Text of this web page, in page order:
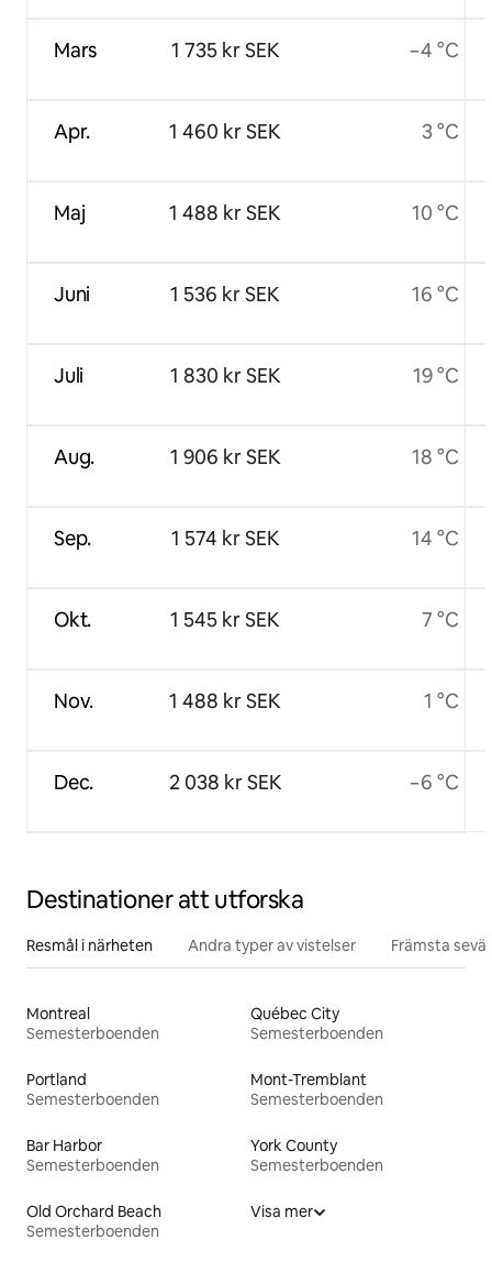
Mars
Apr.
Maj
Juni
Juli
Aug.
Sep.
Okt.
Nov.
Dec.
1 735 kr SEK
1 460 kr SEK
1 488 kr SEK
1 536 kr SEK
1 830 kr SEK
1 906 kr SEK
1 574 kr SEK
1 545 kr SEK
1 488 kr SEK
2 038 kr SEK
−4 °C
3 °C
10 °C
16 °C
19 °C
18 °C
14 °C
7 °C
1 °C
−6 °C
Destinationer att utforska
Resmål i närheten Andra typer av vistelser Främsta
Montreal
Semesterboenden
Québec City
Semesterboenden
Portland
Semesterboenden
Mont-Tremblant
Semesterboenden
Bar Harbor
Semesterboenden
York County
Semesterboenden
Old Orchard Beach
Semesterboenden
Visa mer